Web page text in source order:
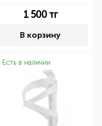
1 500тг
В корзину
Есть в наличии